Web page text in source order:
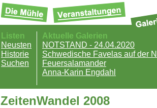
Listen
Neusten
Historie
Suchen
Aktuelle Galerien
NOTSTAND - 24.04.2020
Schwedische Favelas auf der
Feuersalamander
Anna-Karin Engdahl
ZeitenWandel 2008